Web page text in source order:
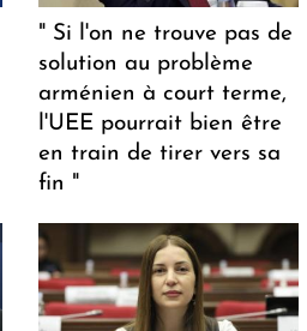
" Si l'on ne trouve pas de
solution au problème
arménien à court terme,
l'UEE pourrait bien être
en train de tirer vers sa
fin "